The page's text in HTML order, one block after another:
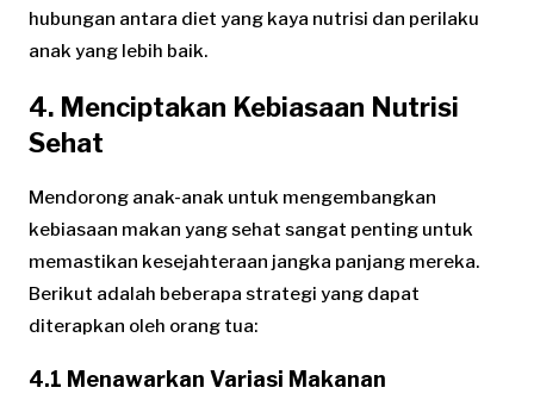
hubungan antara diet yang kaya nutrisi dan perilaku
anak yang lebih baik.
4. Menciptakan Kebiasaan Nutrisi
Sehat
Mendorong anak-anak untuk mengembangkan
kebiasaan makan yang sehat sangat penting untuk
memastikan kesejahteraan jangka panjang mereka.
Berikut adalah beberapa strategi yang dapat
diterapkan oleh orang tua:
4.1 Menawarkan Variasi Makanan